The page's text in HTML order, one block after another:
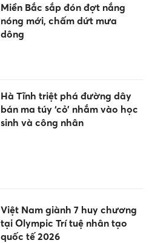
Miền Bắc sắp đón đợt nắng
nóng mới, chấm dứt mưa
dông
Hà Tĩnh triệt phá đường dây
bán ma túy ‘cỏ’ nhắm vào học
sinh và công nhân
Việt Nam giành 7 huy chương
tại Olympic Trí tuệ nhân tạo
quốc tế 2026